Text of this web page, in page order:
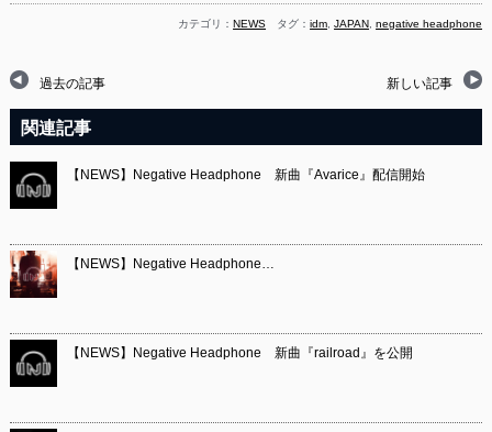
カテゴリ：NEWS タグ：idm ,JAPAN ,negative headphone
過去の記事 新しい記事
関連記事
【NEWS】Negative Headphone 新曲『Avarice』配信開始
【NEWS】Negative Headphone…
【NEWS】Negative Headphone 新曲『railroad』を公開